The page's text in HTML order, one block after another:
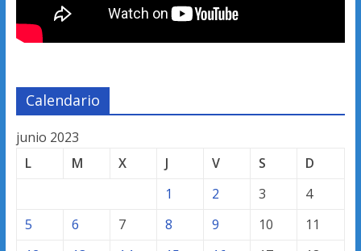
Calendario
junio 2023
L
M X J V S
D
1
2 3
4
5
6 7 8 9 10
11